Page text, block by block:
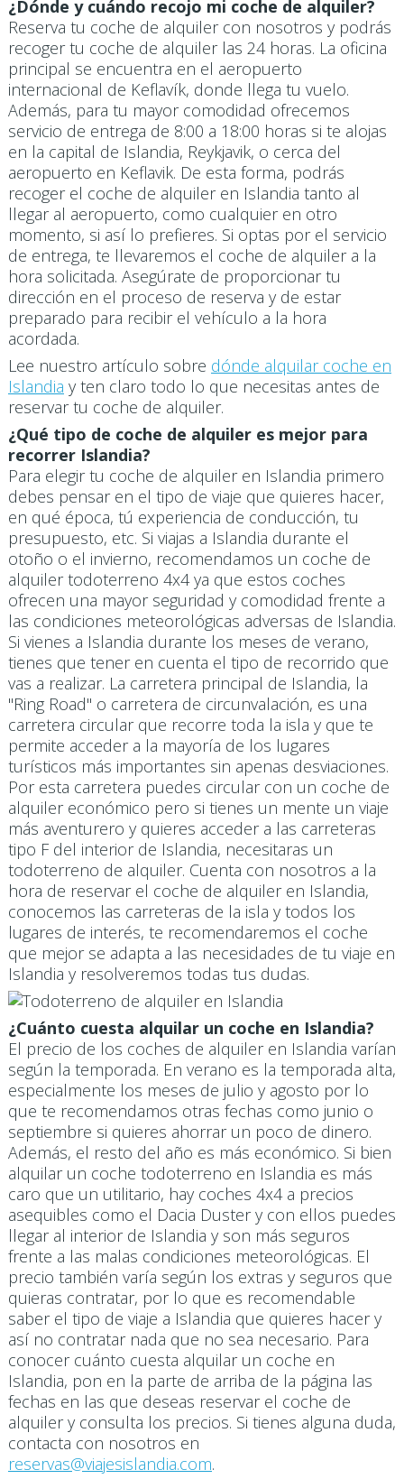
¿Dónde y cuándo recojo mi coche de alquiler?
Reserva tu coche de alquiler con nosotros y podrás
recoger tu coche de alquiler las 24 horas. La oficina
principal se encuentra en el aeropuerto
internacional de Keflavík, donde llega tu vuelo.
Además, para tu mayor comodidad ofrecemos
servicio de entrega de 8:00 a 18:00 horas si te alojas
en la capital de Islandia, Reykjavik, o cerca del
aeropuerto en Keflavik. De esta forma, podrás
recoger el coche de alquiler en Islandia tanto al
llegar al aeropuerto, como cualquier en otro
momento, si así lo prefieres. Si optas por el servicio
de entrega, te llevaremos el coche de alquiler a la
hora solicitada. Asegúrate de proporcionar tu
dirección en el proceso de reserva y de estar
preparado para recibir el vehículo a la hora
acordada.
Lee nuestro artículo sobre dónde alquilar coche en
Islandia y ten claro todo lo que necesitas antes de
reservar tu coche de alquiler.
¿Qué tipo de coche de alquiler es mejor para
recorrer Islandia?
Para elegir tu coche de alquiler en Islandia primero
debes pensar en el tipo de viaje que quieres hacer,
en qué época, tú experiencia de conducción, tu
presupuesto, etc. Si viajas a Islandia durante el
otoño o el invierno, recomendamos un coche de
alquiler todoterreno 4x4 ya que estos coches
ofrecen una mayor seguridad y comodidad frente a
las condiciones meteorológicas adversas de Islandia.
Si vienes a Islandia durante los meses de verano,
tienes que tener en cuenta el tipo de recorrido que
vas a realizar. La carretera principal de Islandia, la
"Ring Road" o carretera de circunvalación, es una
carretera circular que recorre toda la isla y que te
permite acceder a la mayoría de los lugares
turísticos más importantes sin apenas desviaciones.
Por esta carretera puedes circular con un coche de
alquiler económico pero si tienes un mente un viaje
más aventurero y quieres acceder a las carreteras
tipo F del interior de Islandia, necesitaras un
todoterreno de alquiler. Cuenta con nosotros a la
hora de reservar el coche de alquiler en Islandia,
conocemos las carreteras de la isla y todos los
lugares de interés, te recomendaremos el coche
que mejor se adapta a las necesidades de tu viaje en
Islandia y resolveremos todas tus dudas.
¿Cuánto cuesta alquilar un coche en Islandia?
El precio de los coches de alquiler en Islandia varían
según la temporada. En verano es la temporada alta,
especialmente los meses de julio y agosto por lo
que te recomendamos otras fechas como junio o
septiembre si quieres ahorrar un poco de dinero.
Además, el resto del año es más económico. Si bien
alquilar un coche todoterreno en Islandia es más
caro que un utilitario, hay coches 4x4 a precios
asequibles como el Dacia Duster y con ellos puedes
llegar al interior de Islandia y son más seguros
frente a las malas condiciones meteorológicas. El
precio también varía según los extras y seguros que
quieras contratar, por lo que es recomendable
saber el tipo de viaje a Islandia que quieres hacer y
así no contratar nada que no sea necesario. Para
conocer cuánto cuesta alquilar un coche en
Islandia, pon en la parte de arriba de la página las
fechas en las que deseas reservar el coche de
alquiler y consulta los precios. Si tienes alguna duda,
contacta con nosotros en
reservas@viajesislandia.com.